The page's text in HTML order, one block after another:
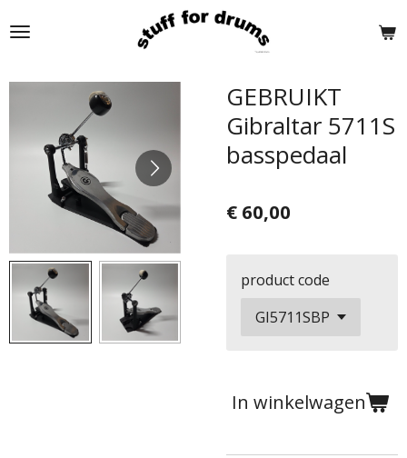
direct
de
hoofdinhoud
GEBRUIKT
Gibraltar 5711S
basspedaal
€ 60,00
product code
In winkelwagen